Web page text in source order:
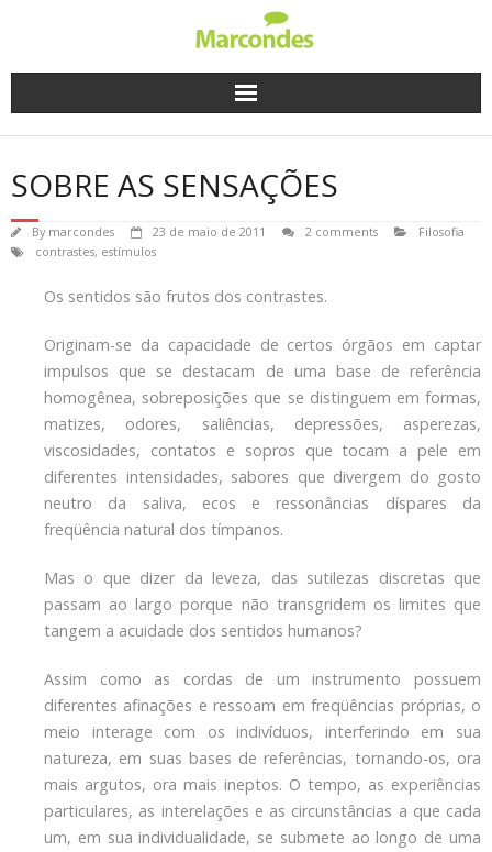
SOBRE AS SENSAÇÕES
By marcondes 23 de maio de 2011 2 comments
Filosofia
contrastes, estímulos
Os sentidos são frutos dos contrastes.
Originam-se da capacidade de certos órgãos em captar
impulsos que se destacam de uma base de referência
homogênea, sobreposições que se distinguem em formas,
matizes, odores, saliências, depressões, asperezas,
viscosidades, contatos e sopros que tocam a pele em
diferentes intensidades, sabores que divergem do gosto
neutro da saliva, ecos e ressonâncias díspares da
freqüência natural dos tímpanos.
Mas o que dizer da leveza, das sutilezas discretas que
passam ao largo porque não transgridem os limites que
tangem a acuidade dos sentidos humanos?
Assim como as cordas de um instrumento possuem
diferentes afinações e ressoam em freqüências próprias, o
meio interage com os indivíduos, interferindo em sua
natureza, em suas bases de referências, tornando-os, ora
mais argutos, ora mais ineptos. O tempo, as experiências
particulares, as interelações e as circunstâncias a que cada
um, em sua individualidade, se submete ao longo de uma